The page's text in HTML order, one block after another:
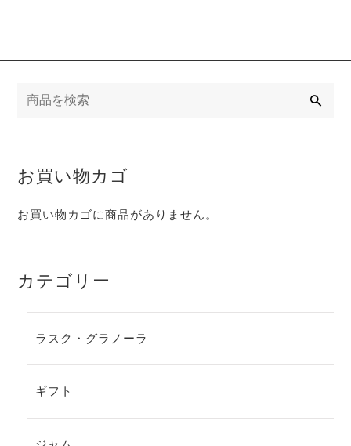
お買い物カゴ
お買い物カゴに商品がありません。
カテゴリー
ラスク・グラノーラ
ギフト